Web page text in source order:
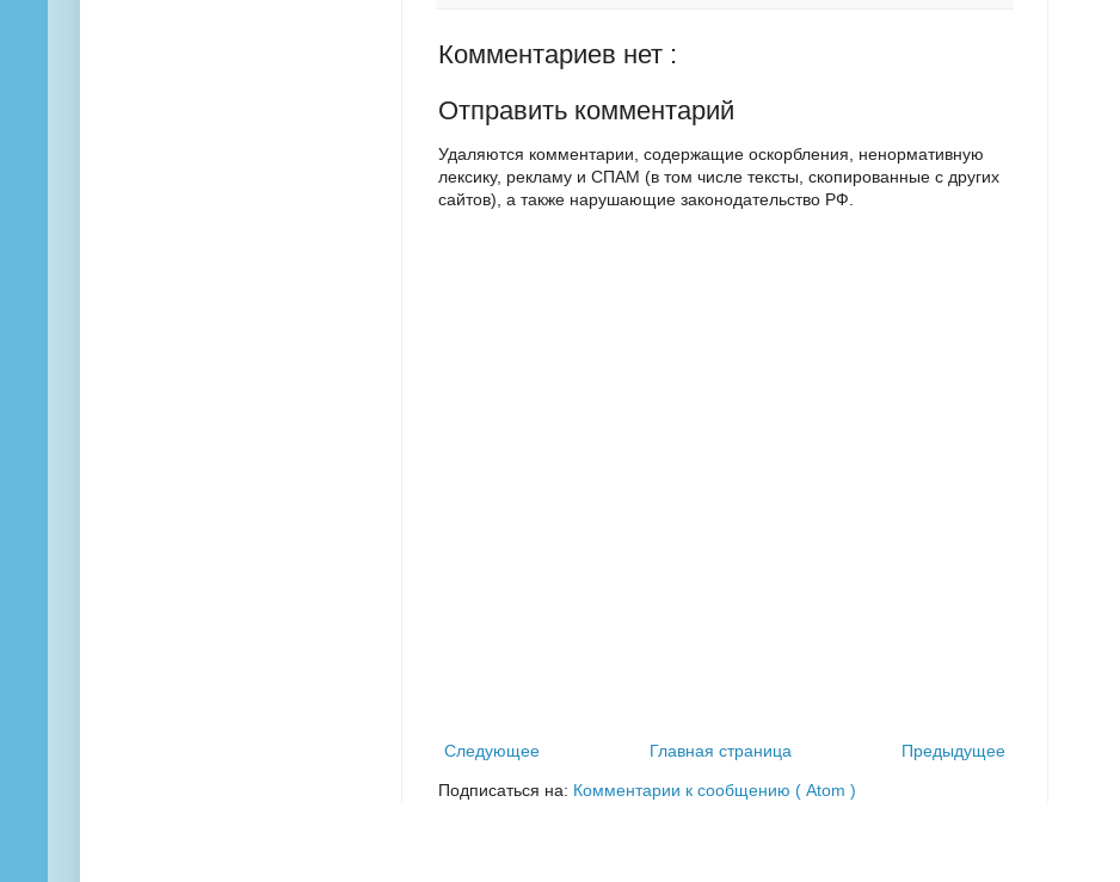
Комментариев нет :
Отправить комментарий
Удаляются комментарии, содержащие оскорбления, ненормативную
лексику, рекламу и СПАМ (в том числе тексты, скопированные с других
сайтов), а также нарушающие законодательство РФ.
Следующее Предыдущее
Главная страница
Подписаться на: Комментарии к сообщению ( Atom )